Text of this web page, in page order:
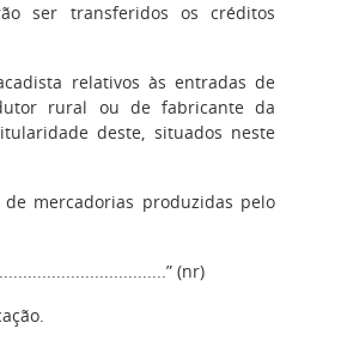
ser transferidos os créditos
relativos às entradas de
rural ou de fabricante da
deste, situados neste
mercadorias produzidas pelo
(nr)